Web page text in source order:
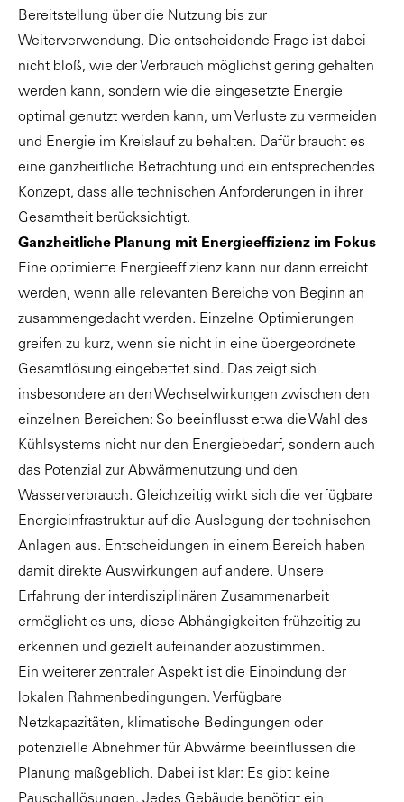
Bereitstellung über die Nutzung bis zur
Weiterverwendung. Die entscheidende Frage ist dabei
nicht bloß, wie der Verbrauch möglichst gering gehalten
werden kann, sondern wie die eingesetzte Energie
optimal genutzt werden kann, um Verluste zu vermeiden
und Energie im Kreislauf zu behalten. Dafür braucht es
eine ganzheitliche Betrachtung und ein entsprechendes
Konzept, dass alle technischen Anforderungen in ihrer
Gesamtheit berücksichtigt.
Ganzheitliche Planung mit Energieeffizienz im Fokus
Eine optimierte Energieeffizienz kann nur dann erreicht
werden, wenn alle relevanten Bereiche von Beginn an
zusammengedacht werden. Einzelne Optimierungen
greifen zu kurz, wenn sie nicht in eine übergeordnete
Gesamtlösung eingebettet sind. Das zeigt sich
insbesondere an den Wechselwirkungen zwischen den
einzelnen Bereichen: So beeinflusst etwa die Wahl des
Kühlsystems nicht nur den Energiebedarf, sondern auch
das Potenzial zur Abwärmenutzung und den
Wasserverbrauch. Gleichzeitig wirkt sich die verfügbare
Energieinfrastruktur auf die Auslegung der technischen
Anlagen aus. Entscheidungen in einem Bereich haben
damit direkte Auswirkungen auf andere. Unsere
Erfahrung der interdisziplinären Zusammenarbeit
ermöglicht es uns, diese Abhängigkeiten frühzeitig zu
erkennen und gezielt aufeinander abzustimmen.
Ein weiterer zentraler Aspekt ist die Einbindung der
lokalen Rahmenbedingungen. Verfügbare
Netzkapazitäten, klimatische Bedingungen oder
potenzielle Abnehmer für Abwärme beeinflussen die
Planung maßgeblich. Dabei ist klar: Es gibt keine